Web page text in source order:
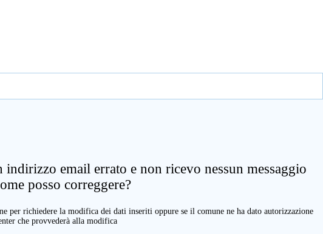
email errato e non ricevo nessun messaggio
posso correggere?
per richiedere la modifica dei dati inseriti oppure se il comune ne ha dato autorizzazione
che provvederà alla modifica